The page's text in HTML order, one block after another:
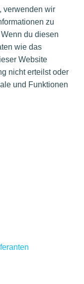
verwenden wir
zu
du diesen
wie das
Website
nicht erteilst oder
und Funktionen